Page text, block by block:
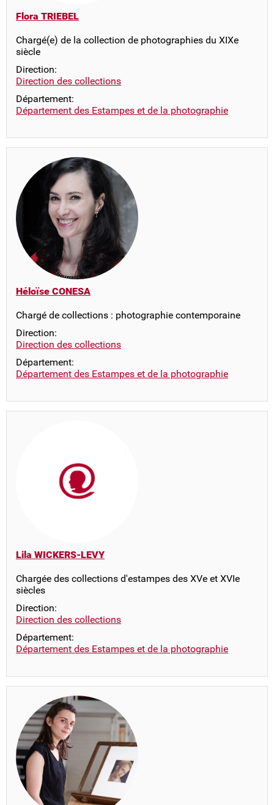
Flora TRIEBEL
Chargé(e) de la collection de photographies du XIXe
siècle
Direction:
Direction des collections
Département:
Département des Estampes et de la photographie
Héloïse CONESA
Chargé de collections : photographie contemporaine
Direction:
Direction des collections
Département:
Département des Estampes et de la photographie
Lila WICKERS-LEVY
Chargée des collections d'estampes des XVe et XVIe
siècles
Direction:
Direction des collections
Département:
Département des Estampes et de la photographie